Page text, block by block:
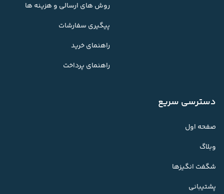
روش های ارسالی و هزینه ها
پیگیری سفارشات
راهنمای خرید
راهنمای پرداخت
دسترسی سریع
صفحه اول
وبلاگ
شگفت انگیزها
پشتیبانی